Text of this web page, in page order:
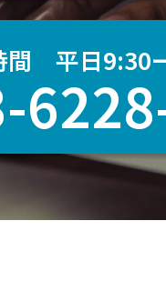
間 平日9:30